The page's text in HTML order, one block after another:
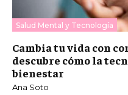
Salud Mental y Tecnología
Cambia tu vida con
descubre cómo la
bienestar
Ana Soto